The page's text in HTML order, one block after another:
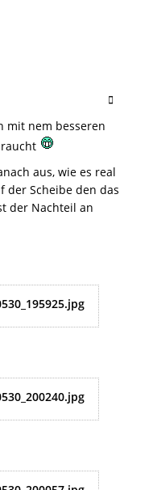
mit nem besseren
aus, wie es real
der Scheibe den das
der Nachteil an